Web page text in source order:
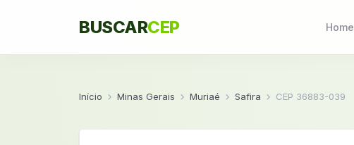
BUSCARCEP Home
Início Minas Gerais Muriaé Safira CEP 36883-039